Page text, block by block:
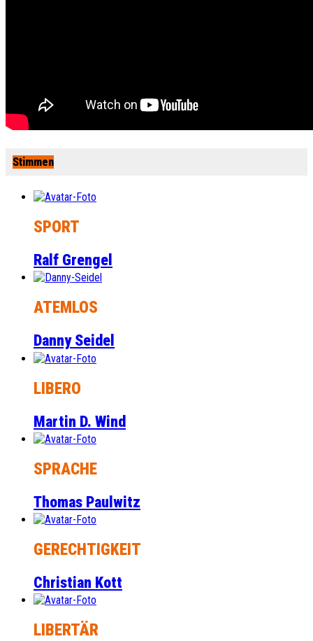
Stimmen
SPORT
Ralf Grengel
ATEMLOS
Danny Seidel
LIBERO
Martin D. Wind
SPRACHE
Thomas Paulwitz
GERECHTIGKEIT
Christian Kott
LIBERTÄR